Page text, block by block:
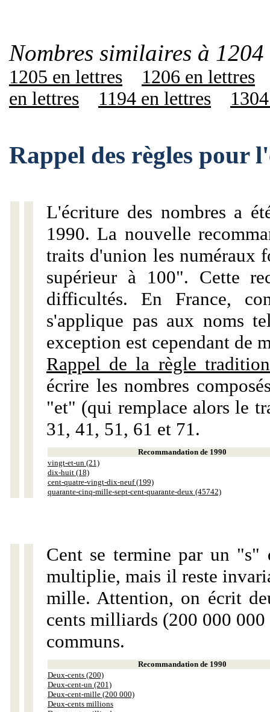
Nombres similaires à
1205 en lettres
1206 en lettres
en lettres
1194 en lettres
Rappel des règles pour
L'écriture des nombres a
1990. La nouvelle
traits d'union les numéraux
supérieur à 100". Cette
difficultés. En France,
s'applique pas aux noms
exception est cependant de
Rappel de la règle
écrire les nombres
"et" (qui remplace alors le
31, 41, 51, 61 et 71.
Recommandation de 1990
vingt-et-un (21)
dix-huit (18)
cent-quatre-vingt-dix-neuf (199)
quarante-cinq-mille-sept-cent-quarante-deux (45742)
Cent se termine par un "s"
multiplie, mais il reste
mille. Attention, on écrit
cents milliards (200 000
communs.
Recommandation de 1990
Deux-cents (200)
Deux-cent-un (201)
Deux-cent-mille (200 000)
Deux-cents millions